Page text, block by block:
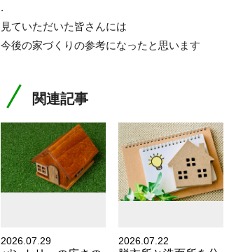
.
見ていただいた皆さんには
今後の家づくりの参考になったと思います
関連記事
2026.07.29 2026.07.22